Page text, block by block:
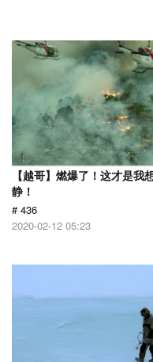
【越哥】燃爆了！这才是
静！
# 436
2020-02-12 05:23